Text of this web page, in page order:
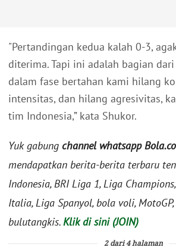
"Pertandingan kedua kalah 0-3,
diterima. Tapi ini adalah bagian
dalam fase bertahan kami hilang
intensitas, dan hilang agresivitas,
tim Indonesia,” kata Shukor.
Yuk gabung channel whatsapp
mendapatkan berita-berita terbaru
Indonesia, BRI Liga 1, Liga
Italia, Liga Spanyol, bola voli,
bulutangkis.Klik di sini (JOIN)
2 dari 4 halaman